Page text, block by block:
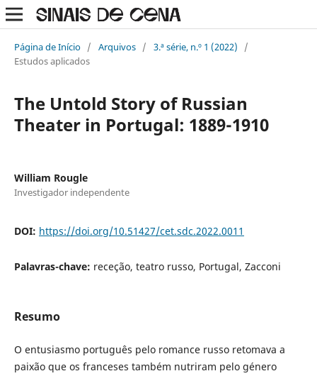
Página de Início / Arquivos / 3.ª série, n.º 1 (2022)
/
Estudos aplicados
The Untold Story of Russian
Theater in Portugal: 1889-1910
William Rougle
Investigador independente
DOI: https://doi.org/10.51427/cet.sdc.2022.0011
Palavras-chave: receção, teatro russo, Portugal, Zacconi
Resumo
O entusiasmo português pelo romance russo retomava a
paixão que os franceses também nutriram pelo género